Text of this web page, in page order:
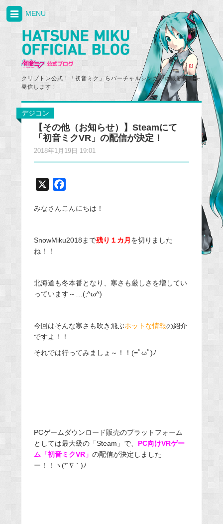
クリプトン公式！「初音ミク」らバーチャルシンガーの最新情報を
発信します！
MENU
デジコン
【その他（お知らせ）】Steamにて
「初音ミクVR」の配信が決定！
2018年1月19日 19:01
c
b
みなさんこんにちは！
SnowMiku2018まで残り１カ月 を切りました
ね！！
北海道も冬本番となり、寒さも厳しさを増してい
っています～…(;^ω^)
今回はそんな寒さも吹き飛ぶホットな情報の紹介
ですよ！！
それでは行ってみましょ～！！(=ﾟωﾟ)ﾉ
PCゲームダウンロード販売のプラットフォーム
としては最大級の「Steam」で、 PC向けVRゲー
ム「初音ミクVR」 の配信が決定しました
ー！！ヽ(*´∇｀)ﾉ